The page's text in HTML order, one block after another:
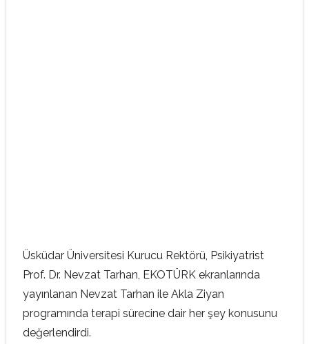
Üsküdar Üniversitesi Kurucu Rektörü, Psikiyatrist
Prof. Dr. Nevzat Tarhan, EKOTÜRK ekranlarında
yayınlanan Nevzat Tarhan ile Akla Ziyan
programında terapi sürecine dair her şey konusunu
değerlendirdi.